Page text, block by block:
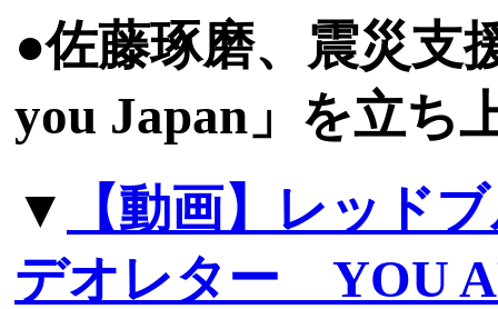
●佐藤琢磨、震災支
you Japan」を立ち
▼
【動画】レッド
デオレター YOU